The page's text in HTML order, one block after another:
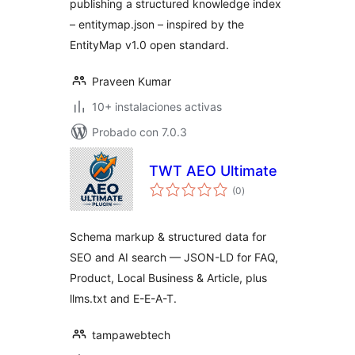
publishing a structured knowledge index
– entitymap.json – inspired by the
EntityMap v1.0 open standard.
Praveen Kumar
10+ instalaciones activas
Probado con 7.0.3
TWT AEO Ultimate
(0total
de
)
Schema markup & structured data for
SEO and AI search — JSON-LD for FAQ,
Product, Local Business & Article, plus
llms.txt and E-E-A-T.
tampawebtech